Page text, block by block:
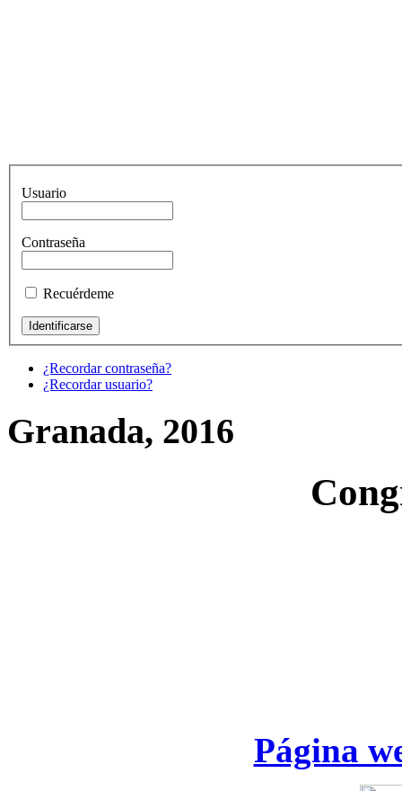
Usuario
Contraseña
Recuérdeme
¿Recordar contraseña?
¿Recordar usuario?
Granada, 2016
Página